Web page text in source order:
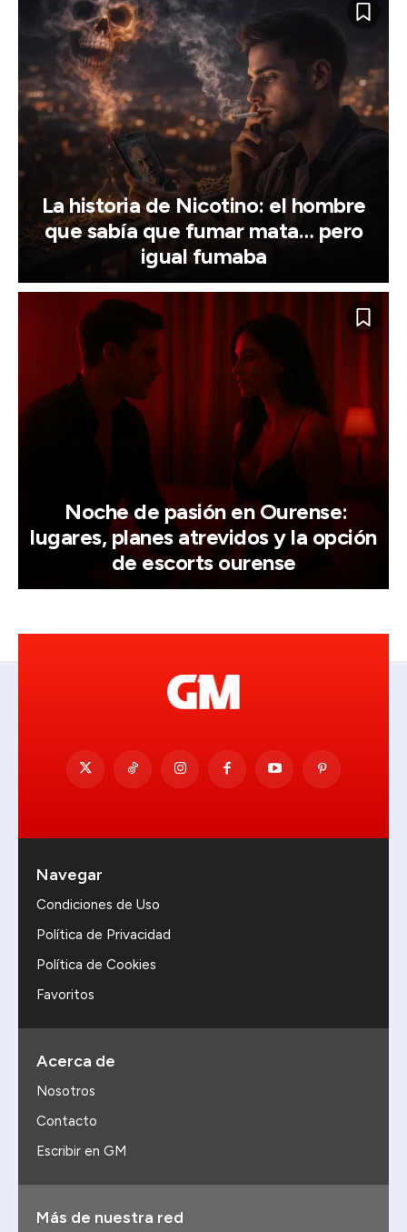
La historia de Nicotino: el hombre
que sabía que fumar mata… pero
igual fumaba
Noche de pasión en Ourense:
lugares, planes atrevidos y la opción
de escorts ourense
Navegar
Condiciones de Uso
Política de Privacidad
Política de Cookies
Favoritos
Acerca de
Nosotros
Contacto
Escribir en GM
Más de nuestra red